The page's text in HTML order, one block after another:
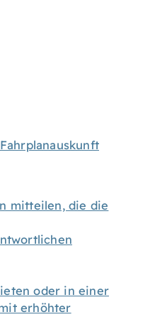
mitteilen, die die
oder in einer
erhöhter